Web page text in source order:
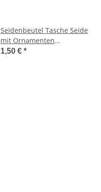
Seidenbeutel Tasche Seide
mit Ornamenten
Kosmetiktäschen blau sehr
1,50 € *